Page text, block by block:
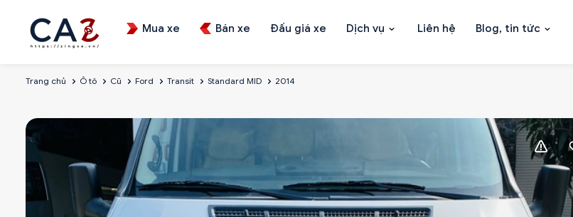
Mua xe Bán xe Đấu giá xe Dịch vụ Liên hệ Blog, tin tức
Trang chủ Ô tô Cũ Ford Transit Standard MID 2014